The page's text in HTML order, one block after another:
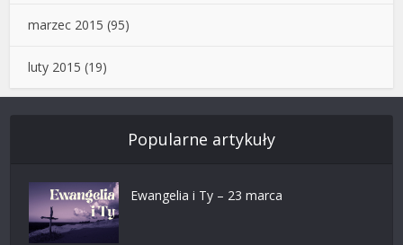
marzec 2015 (95)
luty 2015 (19)
Popularne artykuły
Ewangelia i Ty – 23 marca